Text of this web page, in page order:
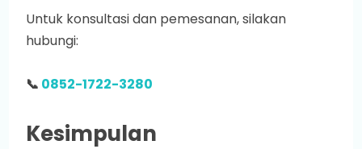
Untuk konsultasi dan pemesanan, silakan
hubungi:
📞 0852-1722-3280
Kesimpulan